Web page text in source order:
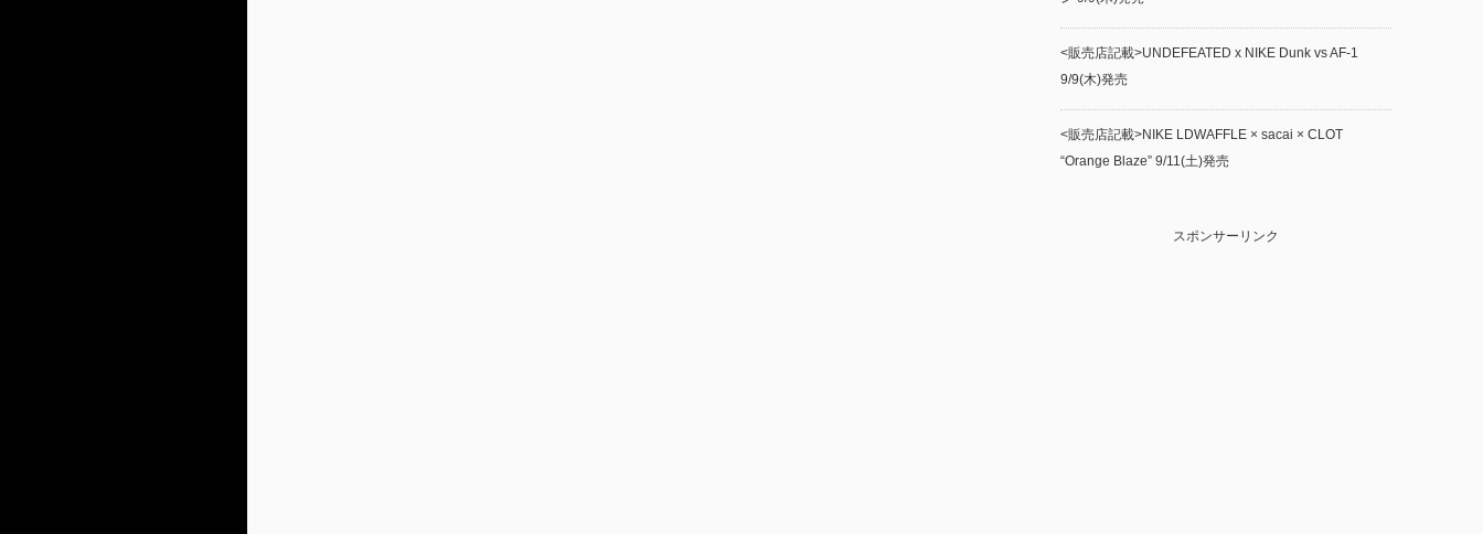
<販売店記載>UNDEFEATED x NIKE Dunk vs AF-1
9/9(木)発売
<販売店記載>NIKE LDWAFFLE × sacai × CLOT
“Orange Blaze” 9/11(土)発売
スポンサーリンク